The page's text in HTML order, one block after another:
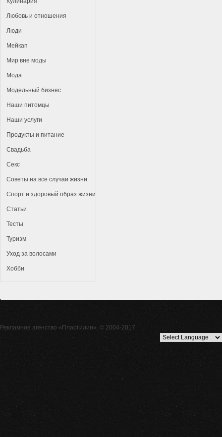
Любовь и отношения
Люди
Мейкап
Мир вне моды
Мода
Модельный бизнес
Наши питомцы
Наши услуги
Продукты и питание
Свадьба
Секс
Советы на все случаи жизни
Спорт и здоровый образ жизни
Статьи
Тесты
Туризм
Уход за волосами
Хобби
Рекламное агенство «Пластилин». © 2004-2017